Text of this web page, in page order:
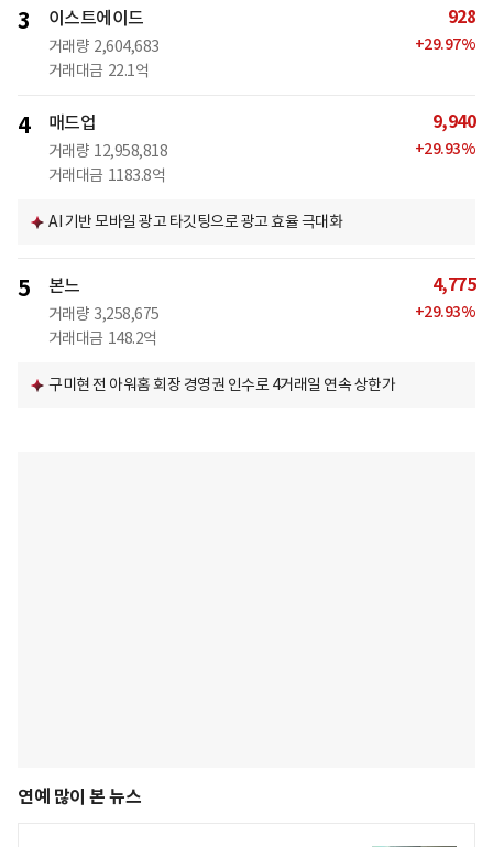
3 이스트에이드
거래량 2,604,683
거래대금 22.1억
928
+29.97%
4 매드업
거래량 12,958,818
거래대금 1183.8억
9,940
+29.93%
AI 기반 모바일 광고 타깃팅으로 광고 효율 극대화
5 본느
거래량 3,258,675
거래대금 148.2억
4,775
+29.93%
구미현 전 아워홈 회장 경영권 인수로 4거래일 연속 상한가
연예 많이 본 뉴스